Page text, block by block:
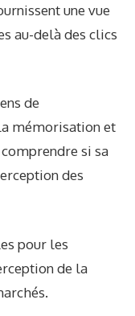
une vue
au-delà des clics
de
mémorisation et
si sa
des
pour les
de la